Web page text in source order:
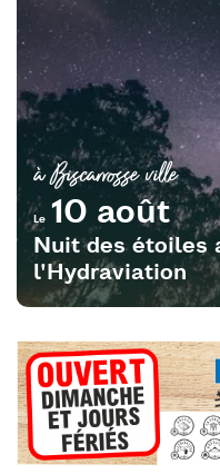
à Biscarrosse ville
Le10 août
Nuit des étoiles
l'Hydraviation